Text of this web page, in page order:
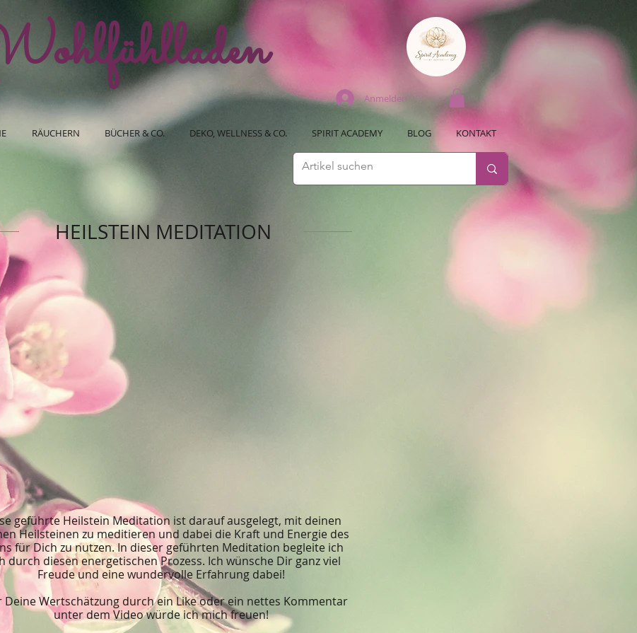
Anmelden
RÄUCHERN BÜCHER & CO. DEKO, WELLNESS & CO. SPIRIT ACADEMY BLOG KONTAKT
HEILSTEIN MEDITATION
geführte Heilstein Meditation ist darauf ausgelegt, mit deinen
Heilsteinen zu meditieren und dabei die Kraft und Energie des
für Dich zu nutzen. In dieser geführten Meditation begleite ich
durch diesen energetischen Prozess. Ich wünsche Dir ganz viel
Freude und eine wundervolle Erfahrung dabei!
Deine Wertschätzung durch ein Like oder ein nettes Kommentar
unter dem Video würde ich mich freuen!